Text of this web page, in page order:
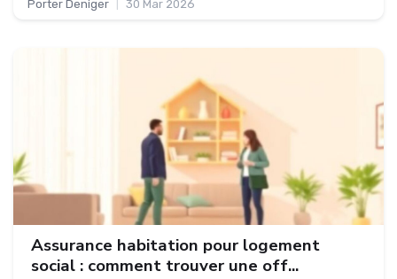
Porter Deniger 30 Mar 2026
Assurance habitation pour logement
social : comment trouver une off...